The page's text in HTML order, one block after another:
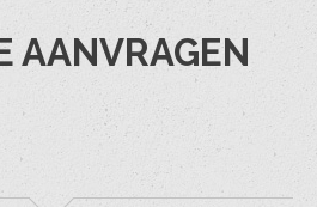
AANVRAGEN